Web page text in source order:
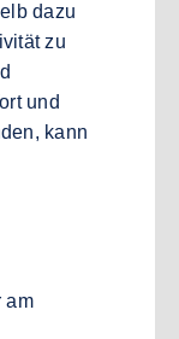
dazu
zu
und
kann
am